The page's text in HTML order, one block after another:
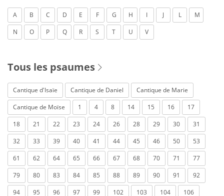
A B C D E F G H I J L
M
N
O P Q R S T U V
Tous les psaumes
Cantique d'Isaïe Cantique de Daniel
Cantique de Marie
Cantique de Moïse
1 4 8 14 15 16
17
18
21 22 23 24 26 28 29 30
31
32
33 39 40 41 44 45 46 50
53
61
62 64 65 66 67 68 70 71
77
79
80 83 84 85 88 89 90 91
92
94
95 96 97 99 102 103 104 106